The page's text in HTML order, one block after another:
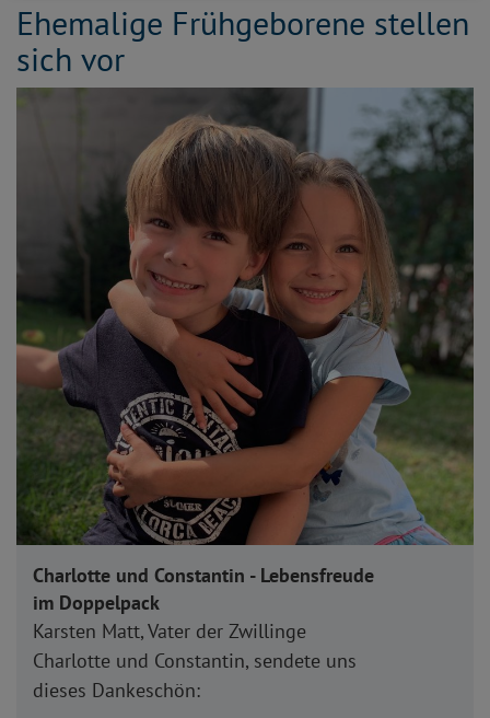
Ehemalige Frühgeborene stellen
sich vor
Charlotte und Constantin - Lebensfreude
im Doppelpack
Karsten Matt, Vater der Zwillinge
Charlotte und Constantin, sendete uns
dieses Dankeschön: